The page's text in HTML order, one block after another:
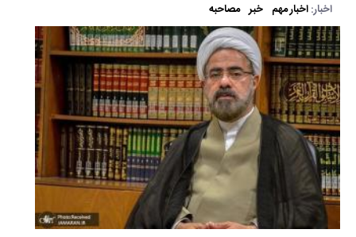
اخبار:اخبار مهم خبر مصاحبه